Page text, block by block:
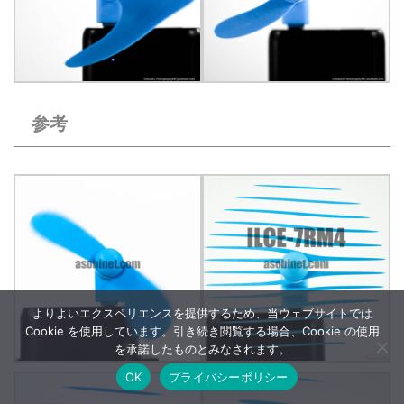
参考
よりよいエクスペリエンスを提供するため、当ウェブサイトでは
Cookie を使用しています。引き続き閲覧する場合、Cookie の使用
を承諾したものとみなされます。
OK
プライバシーポリシー